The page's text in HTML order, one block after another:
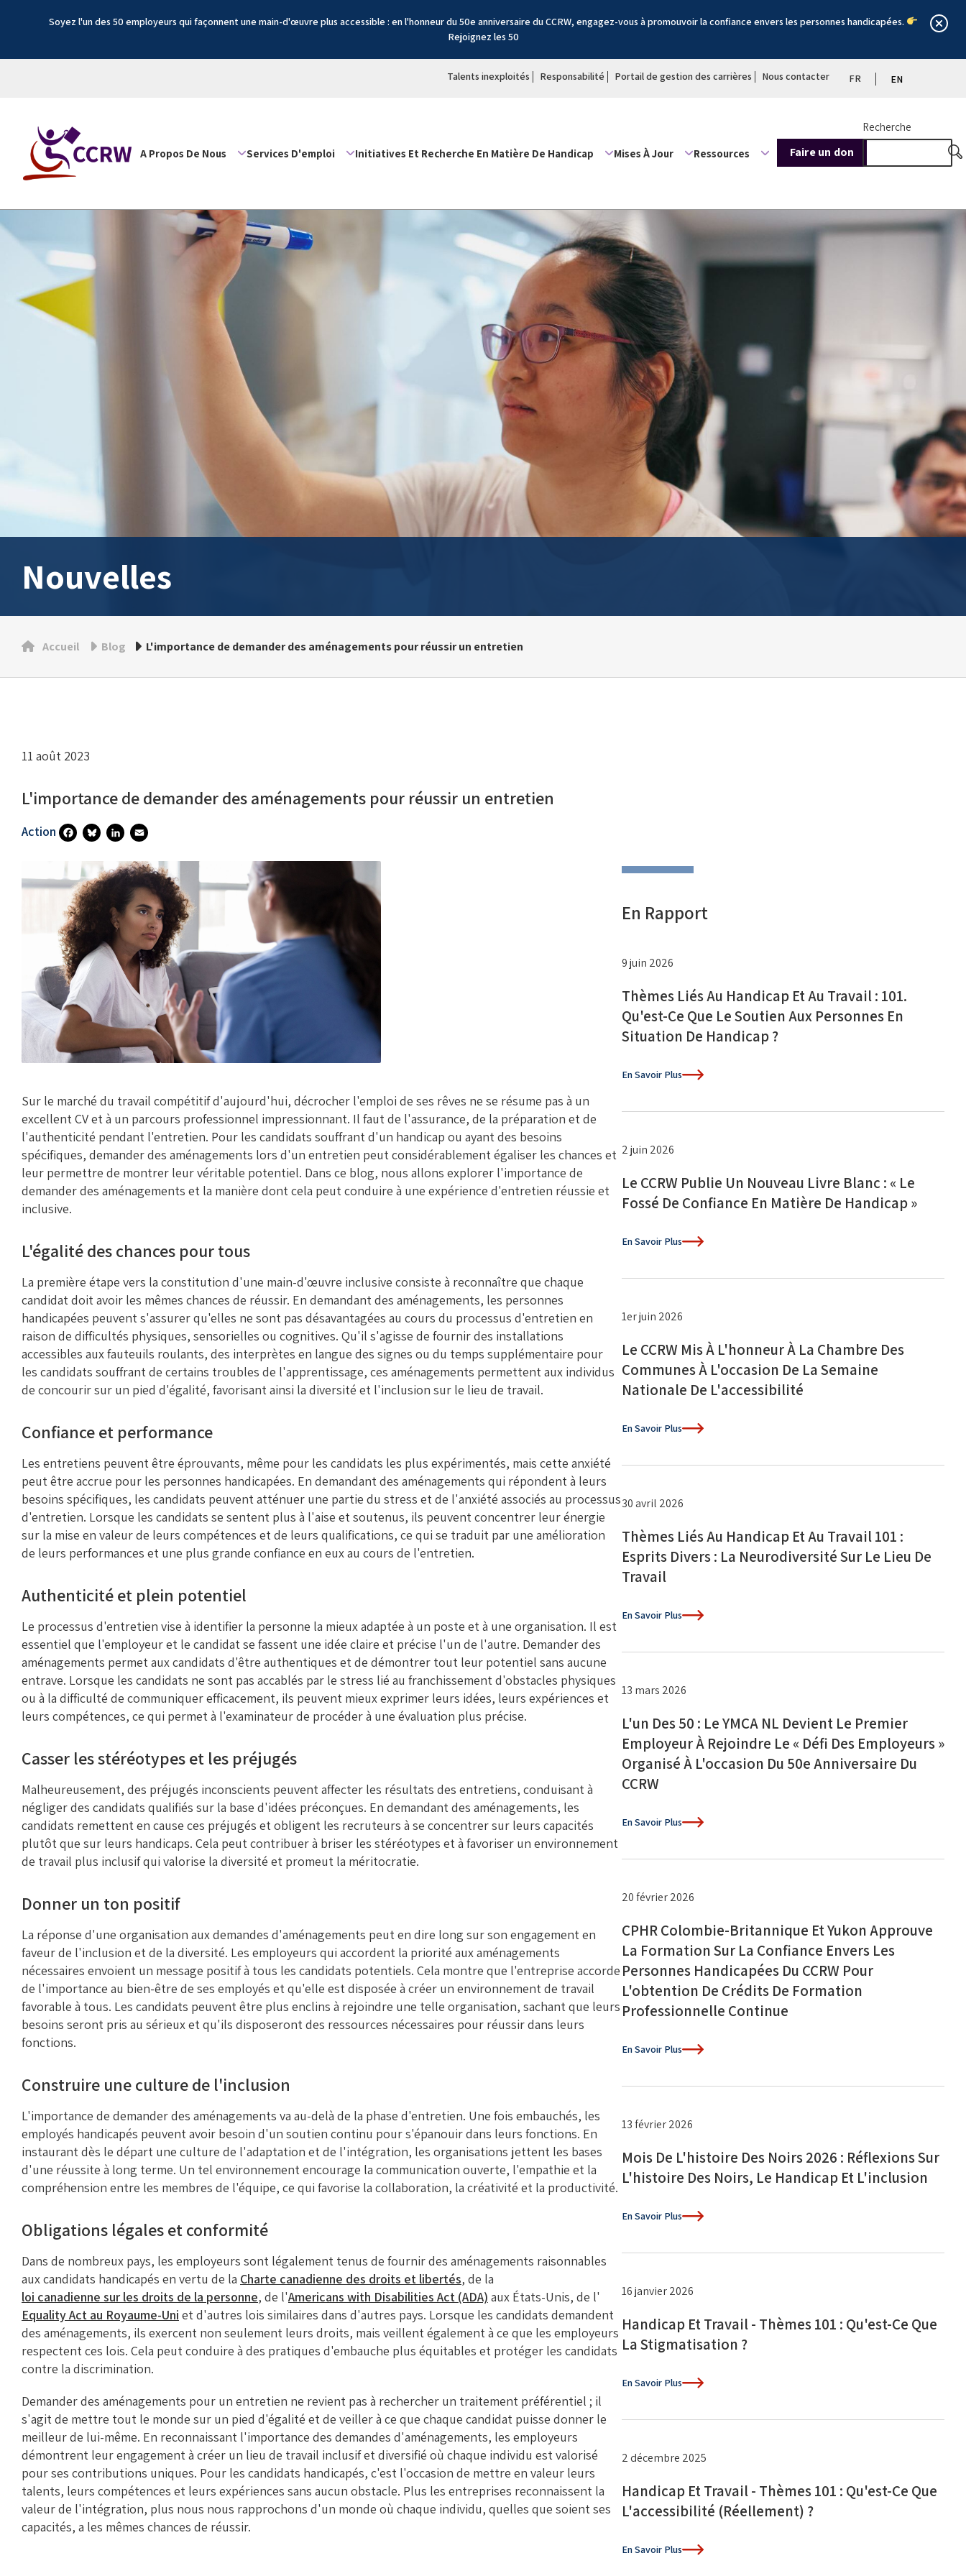
Soyez l'un des 50 employeurs qui façonnent une main-d'œuvre plus accessible : en l'honneur du 50e anniversaire du CCRW, engagez-vous à promouvoir la confiance envers les personnes handicapées.
Rejoignez les 50
Talents inexploités Responsabilité Portail de gestion des carrières Nous contacter FR EN
A Propos De Nous Services D'emploi Initiatives Et Recherche En Matière De Handicap Mises À Jour Ressources Faire un don
Recherche
Nouvelles
Accueil Blog L'importance de demander des aménagements pour réussir un entretien
11 août 2023
L'importance de demander des aménagements pour réussir un entretien
Action
Ce
B
O
O
K
Bl
U
Es
Ky
Li
N
Ke
DI
N
E
M
Ai
L
Sur le marché du travail compétitif d'aujourd'hui, décrocher l'emploi de ses rêves ne se résume pas à un
excellent CV et à un parcours professionnel impressionnant. Il faut de l'assurance, de la préparation et de
l'authenticité pendant l'entretien. Pour les candidats souffrant d'un handicap ou ayant des besoins
spécifiques, demander des aménagements lors d'un entretien peut considérablement égaliser les chances et
leur permettre de montrer leur véritable potentiel. Dans ce blog, nous allons explorer l'importance de
demander des aménagements et la manière dont cela peut conduire à une expérience d'entretien réussie et
inclusive.
L'égalité des chances pour tous
La première étape vers la constitution d'une main-d'œuvre inclusive consiste à reconnaître que chaque
candidat doit avoir les mêmes chances de réussir. En demandant des aménagements, les personnes
handicapées peuvent s'assurer qu'elles ne sont pas désavantagées au cours du processus d'entretien en
raison de difficultés physiques, sensorielles ou cognitives. Qu'il s'agisse de fournir des installations
accessibles aux fauteuils roulants, des interprètes en langue des signes ou du temps supplémentaire pour
les candidats souffrant de certains troubles de l'apprentissage, ces aménagements permettent aux individus
de concourir sur un pied d'égalité, favorisant ainsi la diversité et l'inclusion sur le lieu de travail.
Confiance et performance
Les entretiens peuvent être éprouvants, même pour les candidats les plus expérimentés, mais cette anxiété
peut être accrue pour les personnes handicapées. En demandant des aménagements qui répondent à leurs
besoins spécifiques, les candidats peuvent atténuer une partie du stress et de l'anxiété associés au processus
d'entretien. Lorsque les candidats se sentent plus à l'aise et soutenus, ils peuvent concentrer leur énergie
sur la mise en valeur de leurs compétences et de leurs qualifications, ce qui se traduit par une amélioration
de leurs performances et une plus grande confiance en eux au cours de l'entretien.
Authenticité et plein potentiel
Le processus d'entretien vise à identifier la personne la mieux adaptée à un poste et à une organisation. Il est
essentiel que l'employeur et le candidat se fassent une idée claire et précise l'un de l'autre. Demander des
aménagements permet aux candidats d'être authentiques et de démontrer tout leur potentiel sans aucune
entrave. Lorsque les candidats ne sont pas accablés par le stress lié au franchissement d'obstacles physiques
ou à la difficulté de communiquer efficacement, ils peuvent mieux exprimer leurs idées, leurs expériences et
leurs compétences, ce qui permet à l'examinateur de procéder à une évaluation plus précise.
Casser les stéréotypes et les préjugés
Malheureusement, des préjugés inconscients peuvent affecter les résultats des entretiens, conduisant à
négliger des candidats qualifiés sur la base d'idées préconçues. En demandant des aménagements, les
candidats remettent en cause ces préjugés et obligent les recruteurs à se concentrer sur leurs capacités
plutôt que sur leurs handicaps. Cela peut contribuer à briser les stéréotypes et à favoriser un environnement
de travail plus inclusif qui valorise la diversité et promeut la méritocratie.
Donner un ton positif
La réponse d'une organisation aux demandes d'aménagements peut en dire long sur son engagement en
faveur de l'inclusion et de la diversité. Les employeurs qui accordent la priorité aux aménagements
nécessaires envoient un message positif à tous les candidats potentiels. Cela montre que l'entreprise accorde
de l'importance au bien-être de ses employés et qu'elle est disposée à créer un environnement de travail
favorable à tous. Les candidats peuvent être plus enclins à rejoindre une telle organisation, sachant que leurs
besoins seront pris au sérieux et qu'ils disposeront des ressources nécessaires pour réussir dans leurs
fonctions.
Construire une culture de l'inclusion
L'importance de demander des aménagements va au-delà de la phase d'entretien. Une fois embauchés, les
employés handicapés peuvent avoir besoin d'un soutien continu pour s'épanouir dans leurs fonctions. En
instaurant dès le départ une culture de l'adaptation et de l'intégration, les organisations jettent les bases
d'une réussite à long terme. Un tel environnement encourage la communication ouverte, l'empathie et la
compréhension entre les membres de l'équipe, ce qui favorise la collaboration, la créativité et la productivité.
Obligations légales et conformité
Dans de nombreux pays, les employeurs sont légalement tenus de fournir des aménagements raisonnables
aux candidats handicapés en vertu de la Charte canadienne des droits et libertés, de la
loi canadienne sur les droits de la personne, de l'Americans with Disabilities Act (ADA) aux États-Unis, de l'
Equality Act au Royaume-Uni et d'autres lois similaires dans d'autres pays. Lorsque les candidats demandent
des aménagements, ils exercent non seulement leurs droits, mais veillent également à ce que les employeurs
respectent ces lois. Cela peut conduire à des pratiques d'embauche plus équitables et protéger les candidats
contre la discrimination.
Demander des aménagements pour un entretien ne revient pas à rechercher un traitement préférentiel ; il
s'agit de mettre tout le monde sur un pied d'égalité et de veiller à ce que chaque candidat puisse donner le
meilleur de lui-même. En reconnaissant l'importance des demandes d'aménagements, les employeurs
démontrent leur engagement à créer un lieu de travail inclusif et diversifié où chaque individu est valorisé
pour ses contributions uniques. Pour les candidats handicapés, c'est l'occasion de mettre en valeur leurs
talents, leurs compétences et leurs expériences sans aucun obstacle. Plus les entreprises reconnaissent la
valeur de l'intégration, plus nous nous rapprochons d'un monde où chaque individu, quelles que soient ses
capacités, a les mêmes chances de réussir.
En Rapport
9 juin 2026
Thèmes Liés Au Handicap Et Au Travail : 101.
Qu'est-Ce Que Le Soutien Aux Personnes En
Situation De Handicap ?
En Savoir Plus
2 juin 2026
Le CCRW Publie Un Nouveau Livre Blanc : « Le
Fossé De Confiance En Matière De Handicap »
En Savoir Plus
1er juin 2026
Le CCRW Mis À L'honneur À La Chambre Des
Communes À L'occasion De La Semaine
Nationale De L'accessibilité
En Savoir Plus
30 avril 2026
Thèmes Liés Au Handicap Et Au Travail 101 :
Esprits Divers : La Neurodiversité Sur Le Lieu De
Travail
En Savoir Plus
13 mars 2026
L'un Des 50 : Le YMCA NL Devient Le Premier
Employeur À Rejoindre Le « Défi Des Employeurs »
Organisé À L'occasion Du 50e Anniversaire Du
CCRW
En Savoir Plus
20 février 2026
CPHR Colombie-Britannique Et Yukon Approuve
La Formation Sur La Confiance Envers Les
Personnes Handicapées Du CCRW Pour
L'obtention De Crédits De Formation
Professionnelle Continue
En Savoir Plus
13 février 2026
Mois De L'histoire Des Noirs 2026 : Réflexions Sur
L'histoire Des Noirs, Le Handicap Et L'inclusion
En Savoir Plus
16 janvier 2026
Handicap Et Travail - Thèmes 101 : Qu'est-Ce Que
La Stigmatisation ?
En Savoir Plus
2 décembre 2025
Handicap Et Travail - Thèmes 101 : Qu'est-Ce Que
L'accessibilité (réellement) ?
En Savoir Plus